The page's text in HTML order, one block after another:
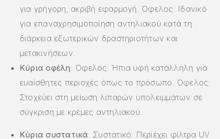
για γρήγορη, ακριβή εφαρμογή. Όφελος: Ιδανικό
για επαναχρησιμοποίηση αντηλιακού κατά τη
διάρκεια εξωτερικών δραστηριοτήτων και
μετακινήσεων.
Κύρια οφέλη: Όφελος: Ήπια υφή κατάλληλη για
ευαίσθητες περιοχές όπως το πρόσωπο. Όφελος:
Στοχεύει στη μείωση λιπαρών υπολειμμάτων σε
σύγκριση με κρέμες αντηλιακού.
Κύρια συστατικά: Συστατικό: Περιέχει φίλτρα UV